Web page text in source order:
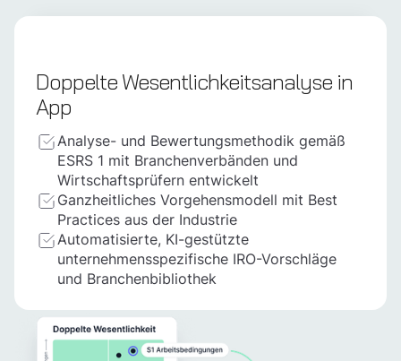
Doppelte Wesentlich­keits­analyse in
App
Analyse- und Bewertungsmethodik gemäß
ESRS 1 mit Branchenverbänden und
Wirtschaftsprüfern entwickelt
Ganzheitliches Vorgehensmodell mit Best
Practices aus der Industrie
Automatisierte, KI-gestützte
unternehmensspezifische IRO-Vorschläge
und Branchenbibliothek